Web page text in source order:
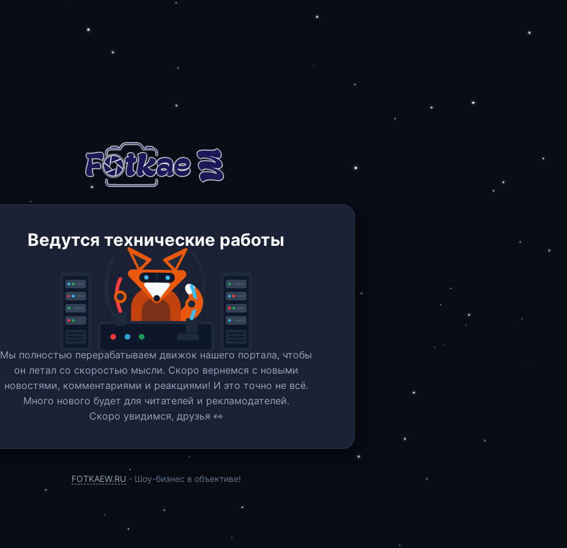
Ведутся технические работы
Мы полностью перерабатываем движок нашего портала, чтобы
он летал со скоростью мысли. Скоро вернемся c новыми
новостями, комментариями и реакциями! И это точно не всё.
Много нового будет для читателей и рекламодателей.
Скоро увидимся, друзья 👀
FOTKAEW.RU - Шоу-бизнес в объективе!